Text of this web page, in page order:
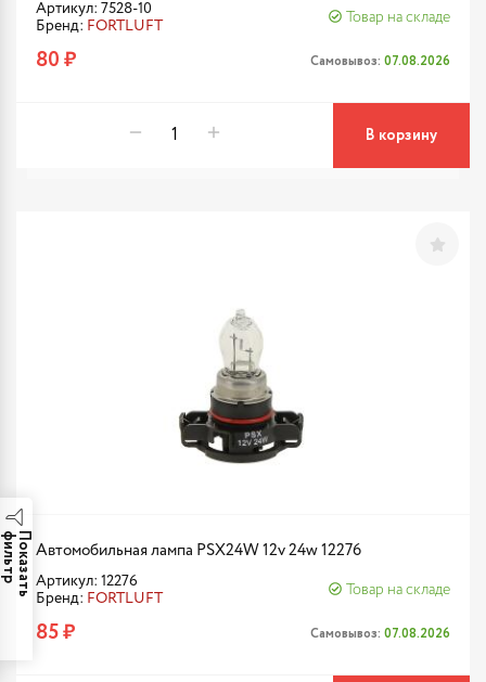
П
о
к
а
з
а
т
ь
ф
и
л
ь
т
Артикул: 7528-10
Бренд: FORTLUFT
Товар на складе
80 ₽ Самовывоз: 07.08.2026
В корзину
Автомобильная лампа PSX24W 12v 24w 12276
Артикул: 12276
Бренд: FORTLUFT
Товар на складе
85 ₽ Самовывоз: 07.08.2026